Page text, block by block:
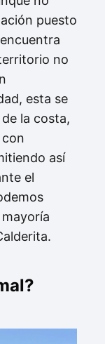
puesto
no
esta se
la costa,
así
el